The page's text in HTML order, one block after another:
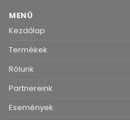
MENÜ
Kezdőlap
Termékek
Rólunk
Partnereink
Események